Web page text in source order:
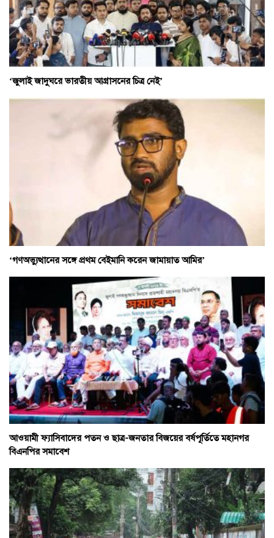
‘জুলাই জাদুঘরে ভারতীয় আগ্রাসনের চিত্র নেই’
‘গণঅভ্যুত্থানের সঙ্গে প্রথম বেইমানি করেন জামায়াত আমির’
আওয়ামী ফ্যাসিবাদের পতন ও ছাত্র-জনতার বিজয়ের বর্ষপূর্তিতে মহানগর
বিএনপির সমাবেশ